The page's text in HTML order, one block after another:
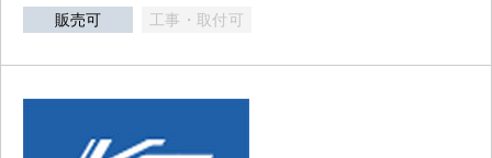
販売可 工事・取付可